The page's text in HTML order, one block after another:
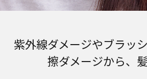
紫外線ダメージやブラッ
擦ダメージから、